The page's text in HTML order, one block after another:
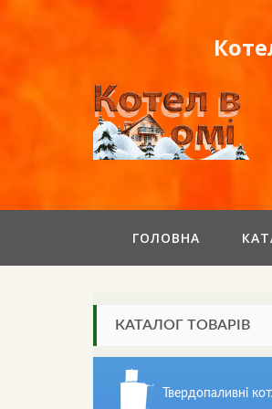
ГОЛОВНА
КАТАЛОГ ТОВАРІВ
Твердопаливні